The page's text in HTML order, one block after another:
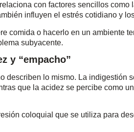
con factores sencillos como
influyen el estrés cotidiano y
comida o hacerlo en un ambiente
subyacente.
y “empacho”
describen lo mismo. La indigestión
que la acidez se percibe como
coloquial que se utiliza para